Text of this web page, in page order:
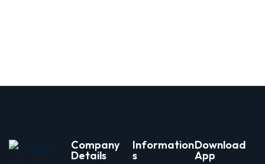
Company
Details
Information
s
Download
App